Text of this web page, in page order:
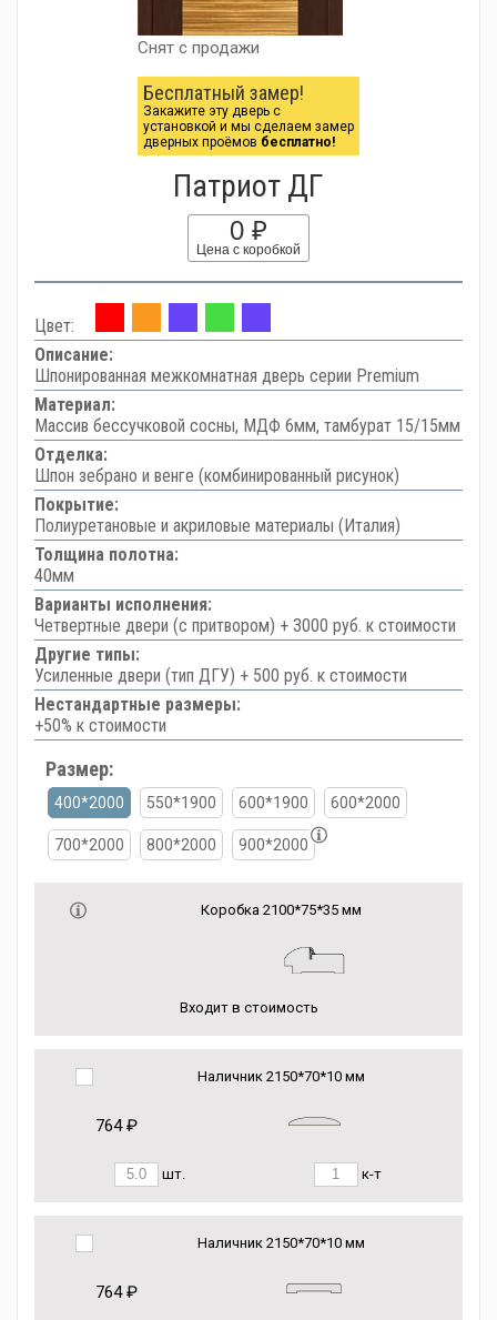
Снят с продажи
Бесплатный замер!
Закажите эту дверь с
установкой и мы сделаем замер
дверных проёмов бесплатно!
Патриот ДГ
0 ₽
Цена с коробкой
Цвет:
Описание:
Шпонированная межкомнатная дверь серии Premium
Материал:
Массив бессучковой сосны, МДФ 6мм, тамбурат 15/15мм
Отделка:
Шпон зебрано и венге (комбинированный рисунок)
Покрытие:
Полиуретановые и акриловые материалы (Италия)
Толщина полотна:
40мм
Варианты исполнения:
Четвертные двери (с притвором) + 3000 руб. к стоимости
Другие типы:
Усиленные двери (тип ДГУ) + 500 руб. к стоимости
Нестандартные размеры:
+50% к стоимости
Размер:
400*2000 550*1900 600*1900 600*2000
700*2000 800*2000 900*2000
Коробка 2100*75*35 мм
Входит в стоимость
Наличник 2150*70*10 мм
764 ₽
шт. к-т
Наличник 2150*70*10 мм
764 ₽